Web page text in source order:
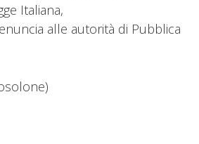
Italiana,
alle autorità di Pubblica